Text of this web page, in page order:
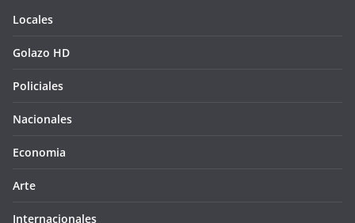
Locales
Golazo HD
Policiales
Nacionales
Economia
Arte
Internacionales